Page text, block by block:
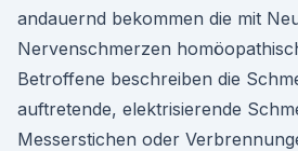
andauernd bekommen die mit
Nervenschmerzen
Betroffene beschreiben die
auftretende, elektrisierende
Messerstichen oder